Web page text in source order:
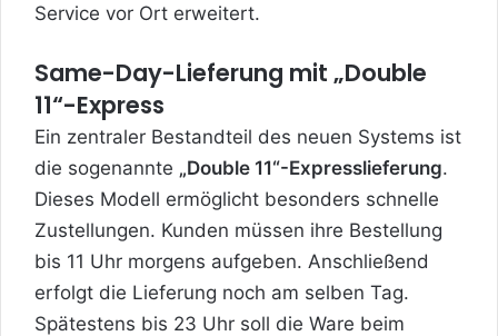
Service vor Ort erweitert.
Same-Day-Lieferung mit „Double
11“-Express
Ein zentraler Bestandteil des neuen Systems ist
die sogenannte „Double 11“-Expresslieferung.
Dieses Modell ermöglicht besonders schnelle
Zustellungen. Kunden müssen ihre Bestellung
bis 11 Uhr morgens aufgeben. Anschließend
erfolgt die Lieferung noch am selben Tag.
Spätestens bis 23 Uhr soll die Ware beim